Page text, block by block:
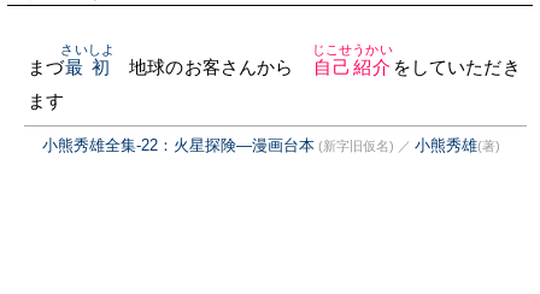
まづ最初
さいしよ
地球のお客さんから 自己紹介
じこせうかい
をしていただき
ます
小熊秀雄全集-22：火星探険―漫画台本 (新字旧仮名) ／ 小熊秀雄(著)